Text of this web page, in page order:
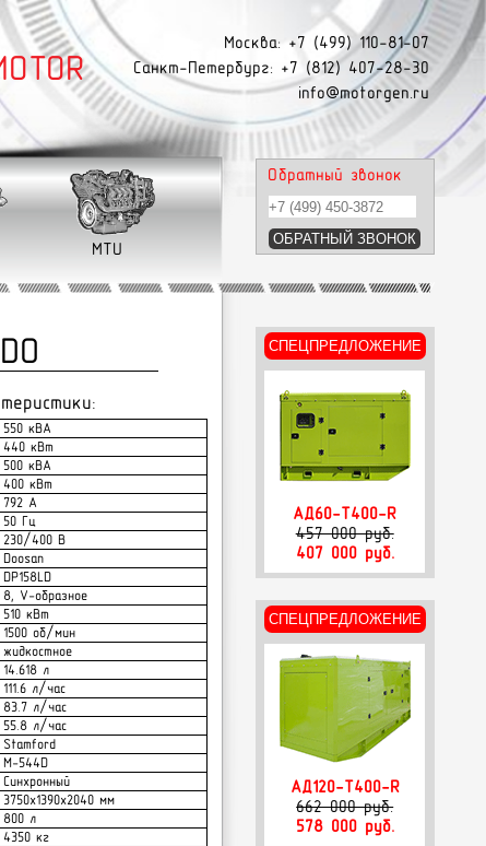
Москва: +7 (499) 110-81-07
Санкт-Петербург: +7 (812) 407-28-30
info@motorgen.ru
MTU
550 кВА
440 кВт
500 кВА
400 кВт
792 А
50 Гц
230/400 В
Doosan
DP158LD
8, V-образное
510 кВт
1500 об/мин
жидкостное
14.618 л
111.6 л/час
83.7 л/час
55.8 л/час
Stamford
M-544D
Синхронный
3750x1390x2040 мм
800 л
4350 кг
Обратный звонок
СПЕЦПРЕДЛОЖЕНИЕ
АД60-Т400-R
457 000 руб.
407 000 руб.
СПЕЦПРЕДЛОЖЕНИЕ
АД120-Т400-R
662 000 руб.
578 000 руб.